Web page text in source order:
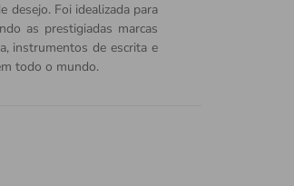
desejo. Foi idealizada para
as prestigiadas marcas
instrumentos de escrita e
todo o mundo.